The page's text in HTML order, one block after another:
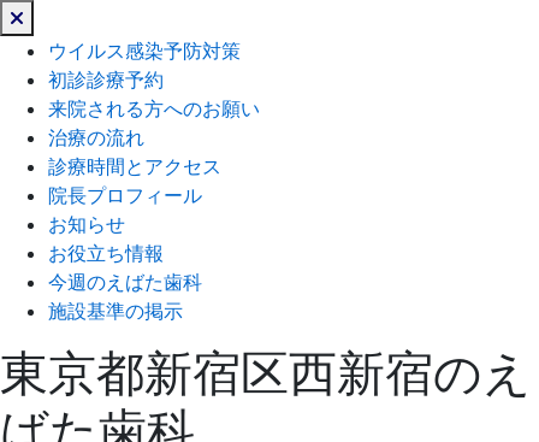
じ
る
ウイルス感染予防対策
初診診療予約
来院される方へのお願い
治療の流れ
診療時間とアクセス
院長プロフィール
お知らせ
お役立ち情報
今週のえばた歯科
施設基準の掲示
東京都新宿区西新宿のえ